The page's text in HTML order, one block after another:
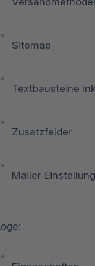
Sitemap
Textbausteine
Zusatzfelder
Mailer